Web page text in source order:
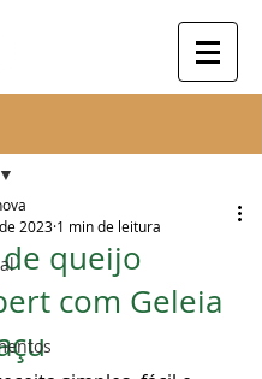
queijo
com Geleia
2023 1 min de leitura